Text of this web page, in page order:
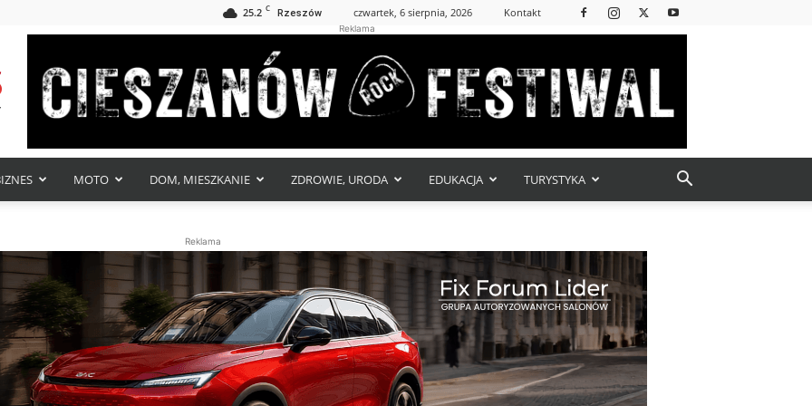
25.2 C Rzeszów czwartek, 6 sierpnia, 2026 Kontakt
Reklama
MOTO DOM, MIESZKANIE ZDROWIE, URODA EDUKACJA TURYSTYKA
Reklama